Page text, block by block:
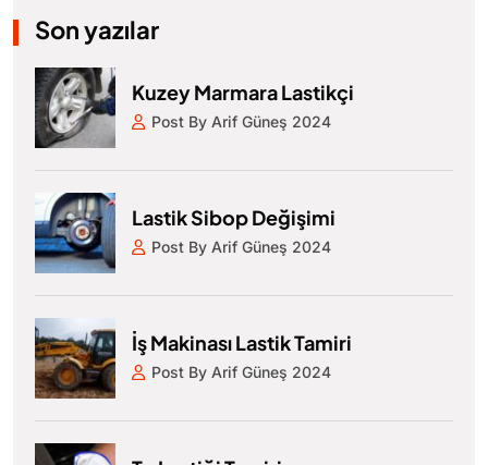
Son yazılar
Kuzey Marmara Lastikçi
Post By Arif Güneş 2024
Lastik Sibop Değişimi
Post By Arif Güneş 2024
İş Makinası Lastik Tamiri
Post By Arif Güneş 2024